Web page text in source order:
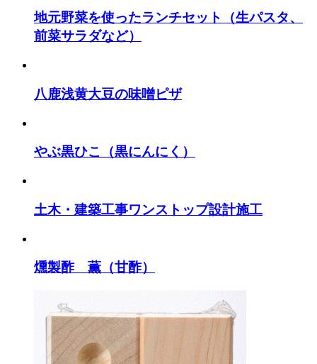
地元野菜を使ったランチセット（生パスタ、
前菜サラダなど）
八鹿浅黄大豆の味噌ピザ
やぶ黒ひこ（黒にんにく）
土木・建築工事ワンストップ設計施工
燻製酢 薫（甘酢）